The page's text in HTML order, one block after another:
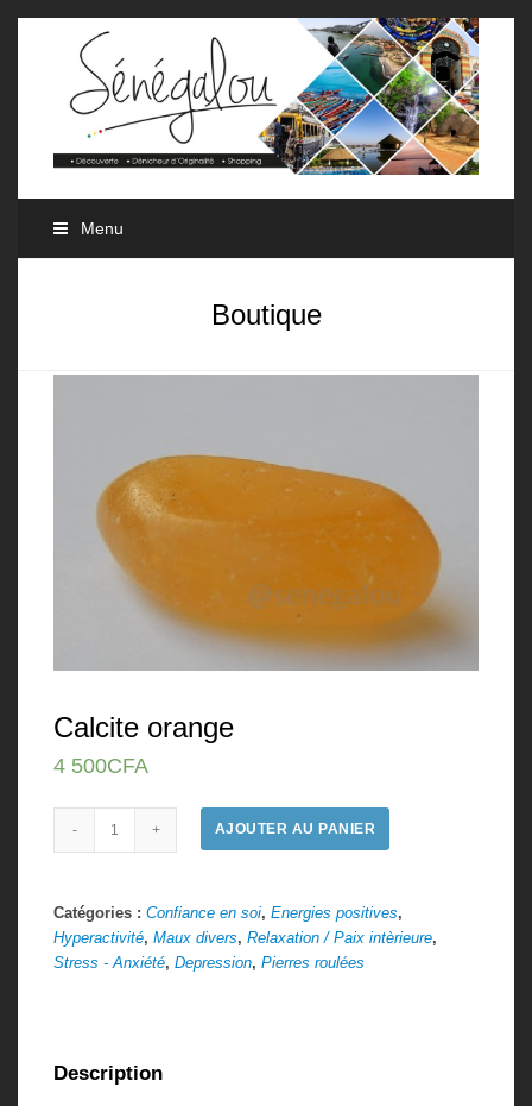
Menu
Boutique
Calcite orange
4 500CFA
Quantité AJOUTER AU PANIER
Catégories : Confiance en soi, Energies positives,
Hyperactivité, Maux divers, Relaxation / Paix intèrieure,
Stress - Anxiété, Depression, Pierres roulées
Description